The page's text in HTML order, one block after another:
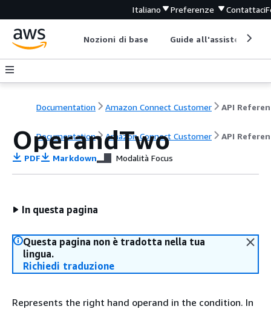
Italiano Preferenze Contattaci
Nozioni di base Guide all'assistenza
Documentation Amazon Connect Customer API
Documentation Amazon Connect Customer API
OperandTwo
PDF Markdown Modalità Focus
In questa pagina
Questa pagina non è tradotta nella tua
lingua.
Richiedi traduzione
Represents the right hand operand in the condition. In